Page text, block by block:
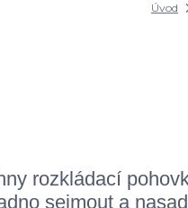
Úvod
rozkládací
sejmout a